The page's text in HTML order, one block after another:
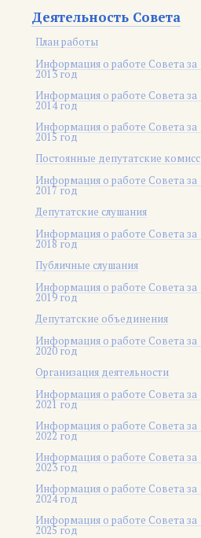
Деятельность Совета
План работы
Информация о работе Совета за
2013 год
Информация о работе Совета за
2014 год
Информация о работе Совета за
2015 год
Постоянные депутатские
Информация о работе Совета за
2017 год
Депутатские слушания
Информация о работе Совета за
2018 год
Публичные слушания
Информация о работе Совета за
2019 год
Депутатские объединения
Информация о работе Совета за
2020 год
Организация деятельности
Информация о работе Совета за
2021 год
Информация о работе Совета за
2022 год
Информация о работе Совета за
2023 год
Информация о работе Совета за
2024 год
Информация о работе Совета за
2025 год